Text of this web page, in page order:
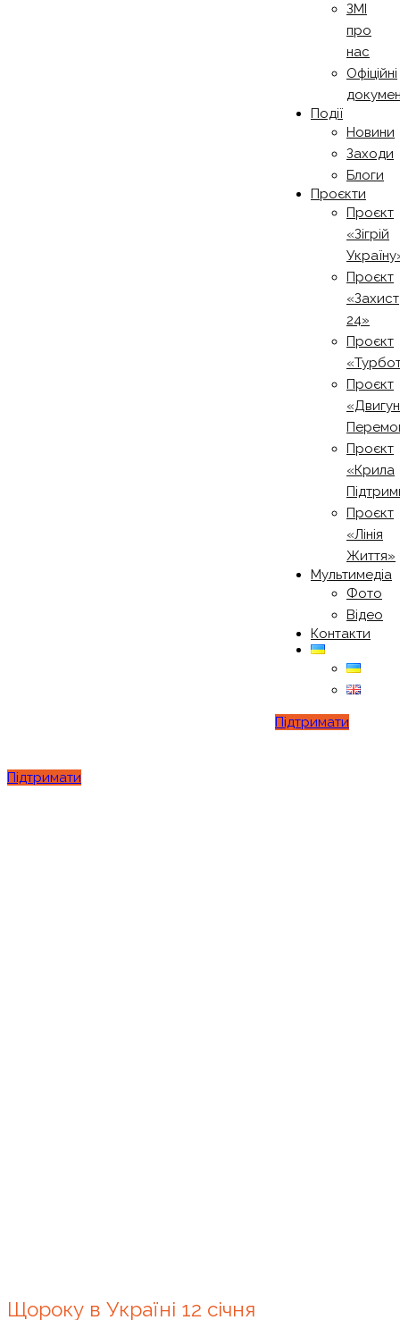
ЗМІ
про
нас
Офіційні
Події
Новини
Заходи
Блоги
Проєкти
Проєкт
«Зігрій
Проєкт
«Захист
24»
Проєкт
Проєкт
Проєкт
«Крила
Проєкт
«Лінія
Життя»
Мультимедіа
Фото
Відео
Контакти
Підтримати
Підтримати
Щороку в Україні 12 січня